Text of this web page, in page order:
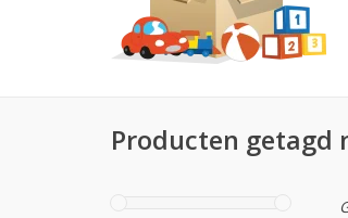
Producten getagd